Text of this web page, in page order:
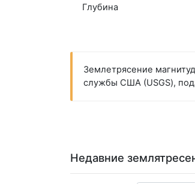
Глубина
Землетрясение
службы США (USGS),
Недавние